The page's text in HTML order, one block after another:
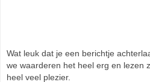
Wat leuk dat je een berichtje
we waarderen het heel erg en lezen
heel veel plezier.